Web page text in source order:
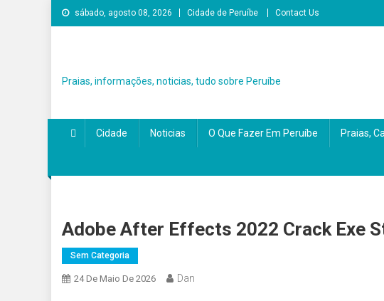
Skip
to
sábado, agosto 08, 2026 Cidade de Peruíbe Contact Us
Praias, informações, noticias, tudo sobre Peruíbe
Cidade Noticias O Que Fazer Em Peruíbe Praias,
Adobe After Effects 2022 Crack Exe
Sem Categoria
24 De Maio De 2026 Dan